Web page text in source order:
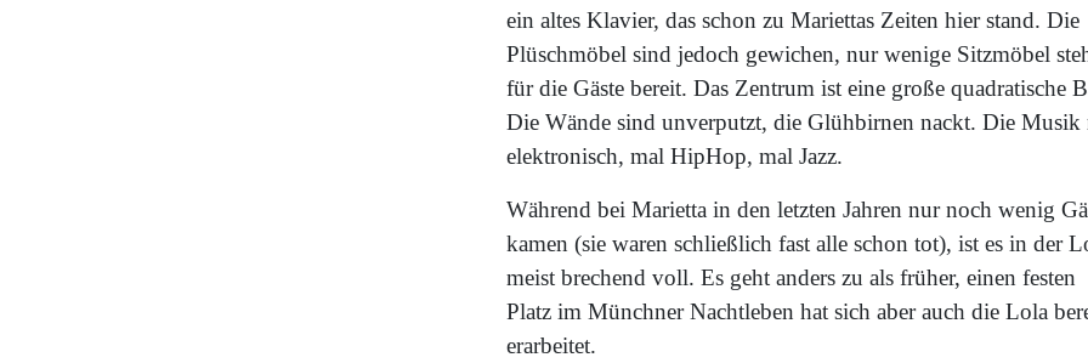
ein altes Klavier, das schon zu Mariettas Zeiten hier stand. Die
Plüschmöbel sind jedoch gewichen, nur wenige Sitzmöbel
für die Gäste bereit. Das Zentrum ist eine große quadratische
Die Wände sind unverputzt, die Glühbirnen nackt. Die Musik
elektronisch, mal HipHop, mal Jazz.
Während bei Marietta in den letzten Jahren nur noch wenig
kamen (sie waren schließlich fast alle schon tot), ist es in der
meist brechend voll. Es geht anders zu als früher, einen festen
Platz im Münchner Nachtleben hat sich aber auch die Lola
erarbeitet.